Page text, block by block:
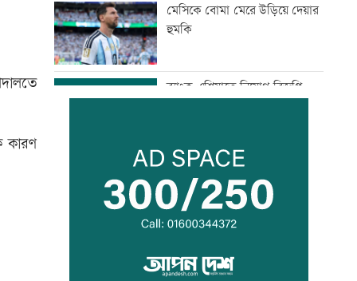
কারণ
মেসিকে বোমা মেরে উড়িয়ে দেয়ার
হুমকি
ব্যাংক এশিয়াতে নিয়োগ বিজ্ঞপ্তি
‘শেখ হাসিনার রাজনৈতিক
তৎপরতার দায় ভারত এড়াতে পারে
না’
নেই’